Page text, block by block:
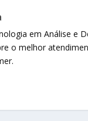
em Análise e
o melhor